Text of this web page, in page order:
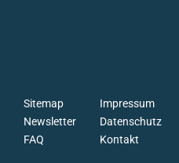
FAQ
Newsletter
Sitemap
Kontakt
Datenschutz
Impressum